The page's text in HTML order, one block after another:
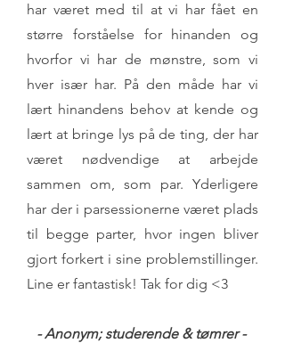
har været med til at vi har fået en
større forståelse for hinanden og
hvorfor vi har de mønstre, som vi
hver især har. På den måde har vi
lært hinandens behov at kende og
lært at bringe lys på de ting, der har
været nødvendige at arbejde
sammen om, som par. Yderligere
har der i parsessionerne været plads
til begge parter, hvor ingen bliver
gjort forkert i sine problemstillinger.
Line er fantastisk! Tak for dig <3
- Anonym; studerende & tømrer -